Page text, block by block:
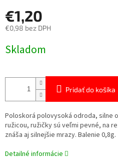
€1,20
€0,98 bez DPH
cena:
Skladom
Pridať do košíka
Poloskorá polovysoká odroda, silne
ružicou, ružičky sú veľmi pevné, na
znáša aj silnejšie mrazy. Balenie 0,8g.
Detailné informácie